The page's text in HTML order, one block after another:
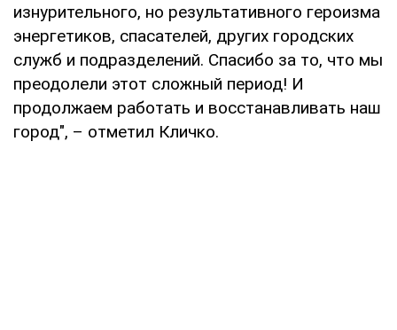
изнурительного, но результативного героизма
энергетиков, спасателей, других городских
служб и подразделений. Спасибо за то, что мы
преодолели этот сложный период! И
продолжаем работать и восстанавливать наш
город", – отметил Кличко.